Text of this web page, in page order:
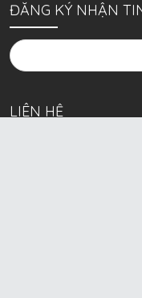
ĐĂNG KÝ NHẬN
LIÊN HỆ